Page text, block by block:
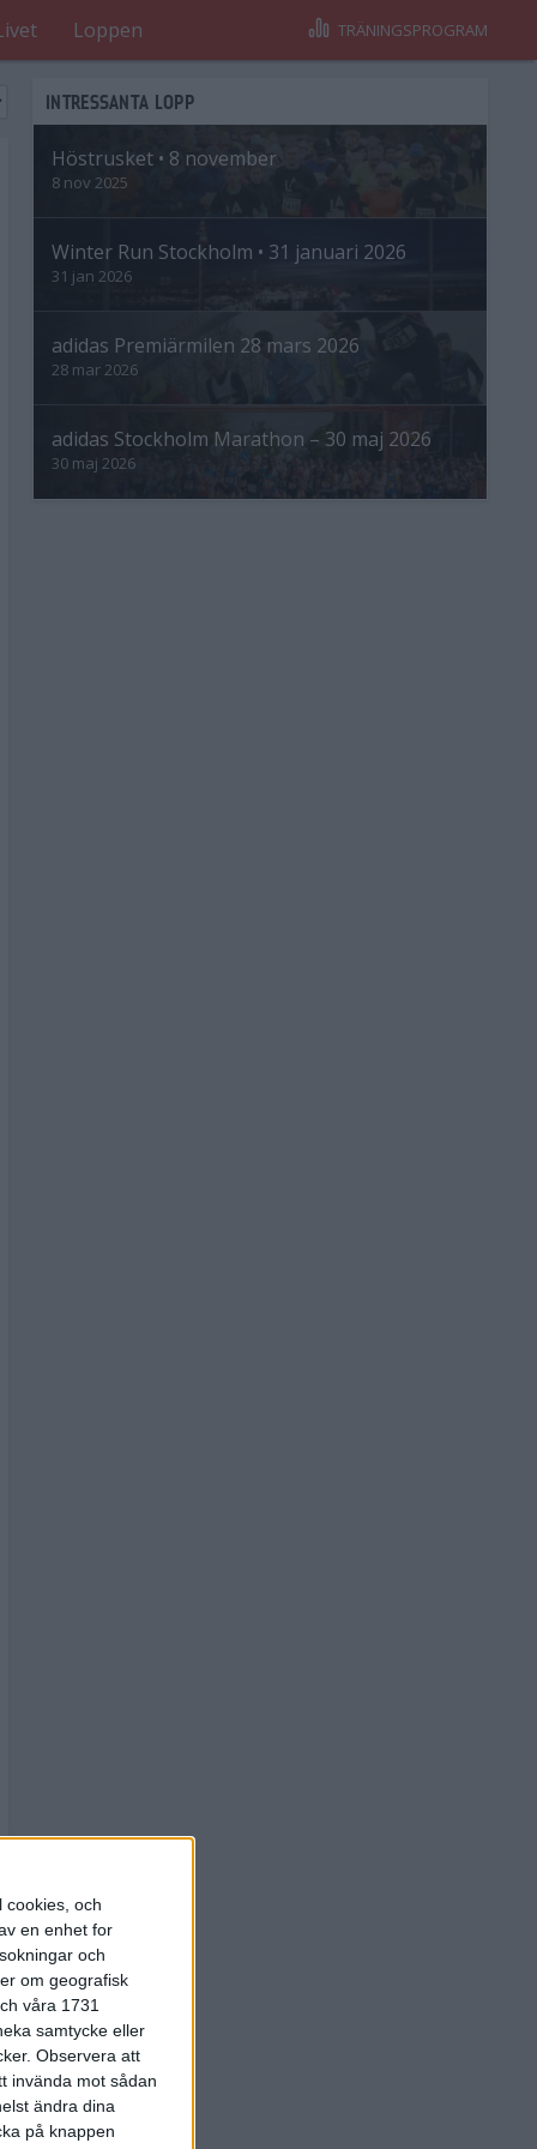
cookies, och
en enhet for
och
om geografisk
våra 1731
samtycke eller
Observera att
invända mot sådan
ändra dina
på knappen
Loppen TRÄNINGSPROGRAM
INTRESSANTA LOPP
Höstrusket • 8 november
8 nov 2025
Winter Run Stockholm • 31 januari 2026
31 jan 2026
adidas Premiärmilen 28 mars 2026
28 mar 2026
adidas Stockholm Marathon – 30 maj 2026
30 maj 2026